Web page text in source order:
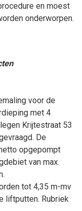
en moest
onderworpen.
voor de
met 4
Krijtestraat 53
De
opgepompt
van max.
tot 4,35 m-mv
liftputten. Rubriek